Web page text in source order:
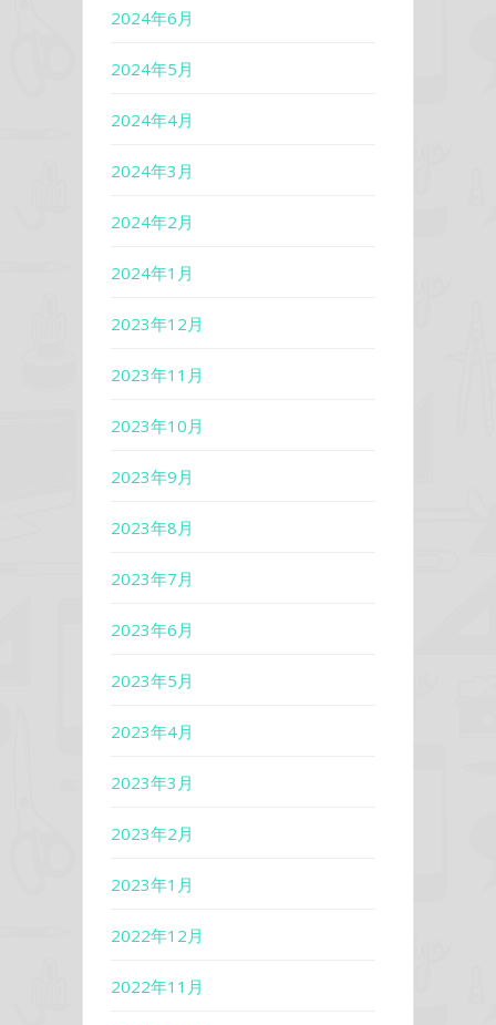
2024年6月
2024年5月
2024年4月
2024年3月
2024年2月
2024年1月
2023年12月
2023年11月
2023年10月
2023年9月
2023年8月
2023年7月
2023年6月
2023年5月
2023年4月
2023年3月
2023年2月
2023年1月
2022年12月
2022年11月